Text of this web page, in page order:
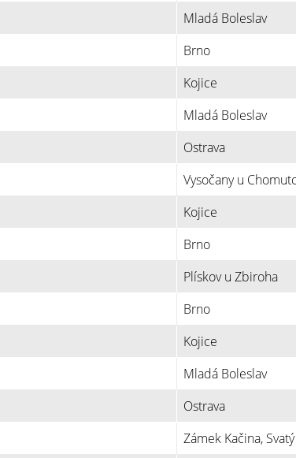
Mladá Boleslav
Brno
Kojice
Mladá Boleslav
Ostrava
Vysočany u
Kojice
Brno
Plískov u Zbiroha
Brno
Kojice
Mladá Boleslav
Ostrava
Zámek Kačina,